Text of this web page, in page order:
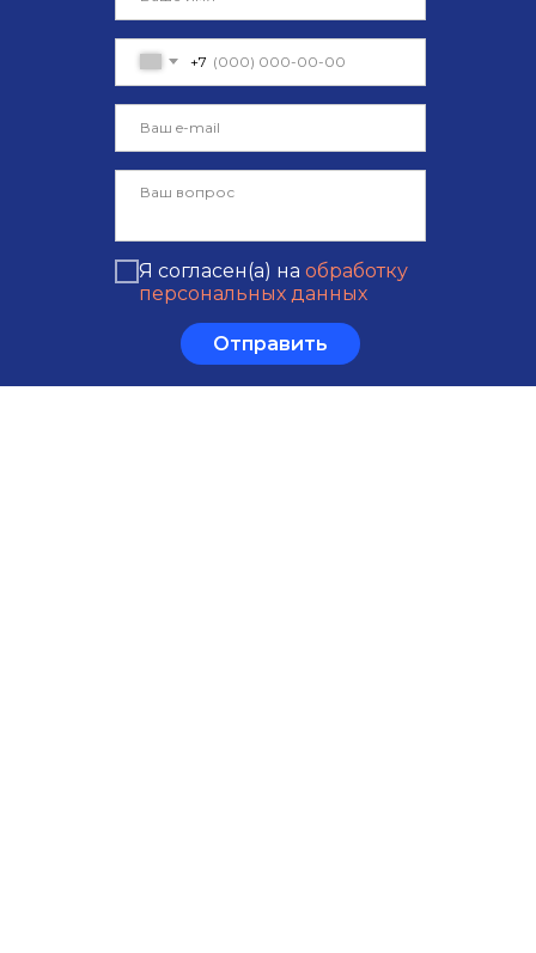
+7
Я согласен(а) на обработку
персональных данных
Отправить